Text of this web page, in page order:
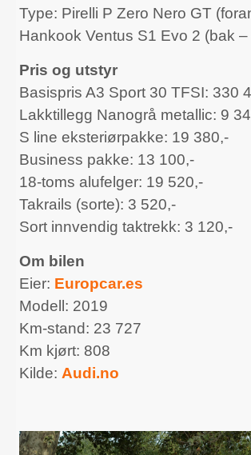
Type: Pirelli P Zero Nero GT
Hankook Ventus S1 Evo 2 (bak –
Pris og utstyr
Basispris A3 Sport 30 TFSI: 330
Lakktillegg Nanogrå metallic: 9
S line eksteriørpakke: 19 380,-
Business pakke: 13 100,-
18-toms alufelger: 19 520,-
Takrails (sorte): 3 520,-
Sort innvendig taktrekk: 3 120,-
Om bilen
Eier: Europcar.es
Modell: 2019
Km-stand: 23 727
Km kjørt: 808
Kilde: Audi.no